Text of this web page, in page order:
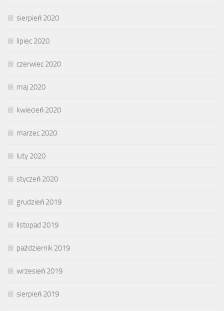
sierpień 2020
lipiec 2020
czerwiec 2020
maj 2020
kwiecień 2020
marzec 2020
luty 2020
styczeń 2020
grudzień 2019
listopad 2019
październik 2019
wrzesień 2019
sierpień 2019